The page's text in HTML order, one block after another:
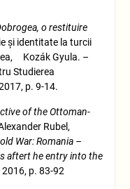
o restituire
şi identitate la turcii
Kozák Gyula. –
Studierea
p. 9-14.
of the Ottoman-
Rubel,
War: Romania –
aftert he entry into the
p. 83-92